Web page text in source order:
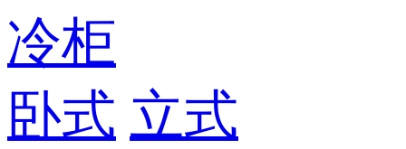
冷柜
卧式 立式